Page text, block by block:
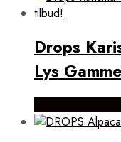
Drops
Lys